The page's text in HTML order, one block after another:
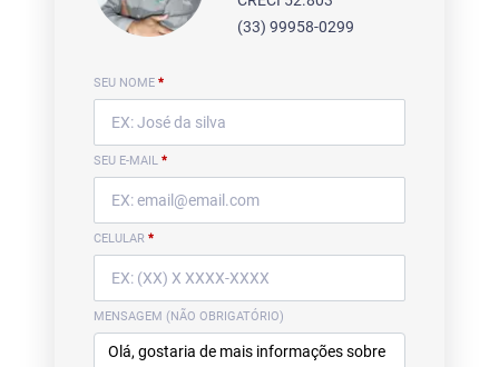
(33) 99958-0299
SEU NOME *
SEU E-MAIL *
CELULAR *
MENSAGEM (NÃO OBRIGATÓRIO)